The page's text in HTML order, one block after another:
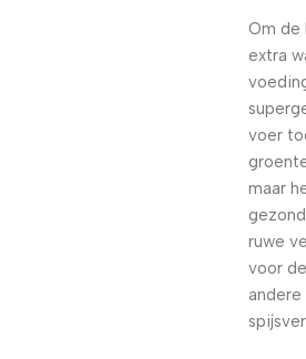
Om de
extra
voer
maar
ruwe
voor
andere